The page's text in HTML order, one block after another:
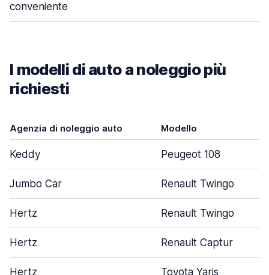
conveniente
I modelli di auto a noleggio più
richiesti
Agenzia di noleggio auto Modello
Keddy Peugeot 108
Jumbo Car Renault Twingo
Hertz Renault Twingo
Hertz Renault Captur
Hertz Toyota Yaris